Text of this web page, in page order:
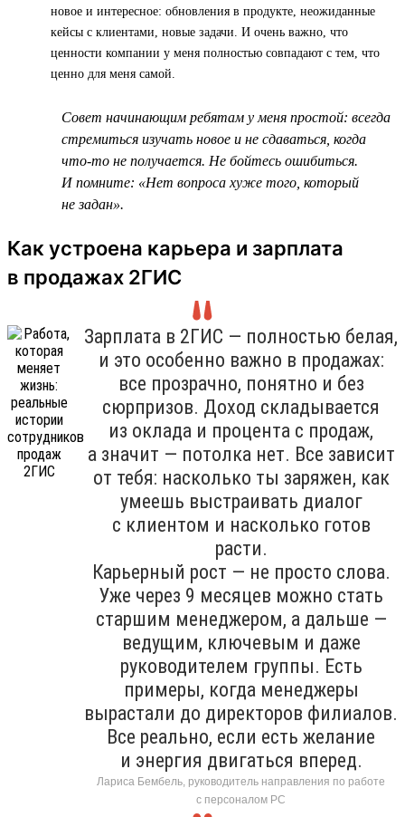
новое и интересное: обновления в продукте, неожиданные
кейсы с клиентами, новые задачи. И очень важно, что
ценности компании у меня полностью совпадают с тем, что
ценно для меня самой.
Совет начинающим ребятам у меня простой: всегда
стремиться изучать новое и не сдаваться, когда
что-то не получается. Не бойтесь ошибиться.
И помните: «Нет вопроса хуже того, который
не задан».
Как устроена карьера и зарплата
в продажах 2ГИС
Зарплата в 2ГИС — полностью белая,
и это особенно важно в продажах:
все прозрачно, понятно и без
сюрпризов. Доход складывается
из оклада и процента с продаж,
а значит — потолка нет. Все зависит
от тебя: насколько ты заряжен, как
умеешь выстраивать диалог
с клиентом и насколько готов
расти.
Карьерный рост — не просто слова.
Уже через 9 месяцев можно стать
старшим менеджером, а дальше —
ведущим, ключевым и даже
руководителем группы. Есть
примеры, когда менеджеры
вырастали до директоров филиалов.
Все реально, если есть желание
и энергия двигаться вперед.
Лариса Бембель, руководитель направления по работе
с персоналом РС